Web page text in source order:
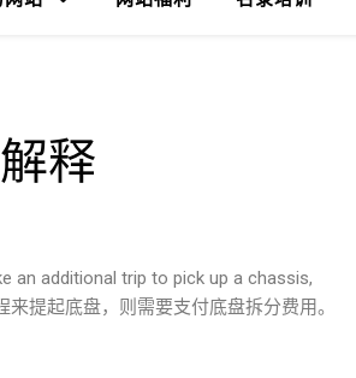
释
an additional trip to pick up a chassis,
提起底盘，则需要支付底盘拆分费用。